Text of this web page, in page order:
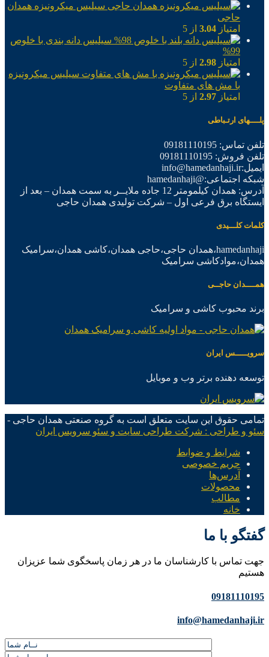
سیلیس میکرونیزه همدان
حاجی
امتیاز 3.04 از 5
سیلیس دانه بندی با خلوص
99%
امتیاز 2.98 از 5
سیلیس میکرونیزه
با مش های متفاوت
امتیاز 2.97 از 5
پلــــهای ارتـباطی
تلفن تماس: 09181110195
تلفن فروش: 09181110195
ایمیل:info@hamedanhaji.ir
شبکه اجتماعی:@hamedanhaji
آدرس: همدان کیلمومتر 12 جاده ملایــر به سمت همدان – بعد از
ایستگاه برق فرعی اول – شرکت تولیدی همدان حاجی
کلمات کلـــیدی
hamedanhaji،همدان حاجی،حاجی همدان،کاشی همدان،سرامیک
همدان،موادکاشی سرامیک
همــــدان حاجــی
برند محبوب کاشی و سرامیک
سرویـــــس ایران
توسعه دهنده برتر وب و موبایل
تمامی حقوق این سایت متعلق است به گروه صنعتی همدان حاجی -
سئو و طراحی : شرکت طراحی سایت و سئو سرویس ایران
شرایط و ضوابط
حریم خصوصی
آدرس‌ها
محصولات
مطالب
خانه
گفتگو با ما
جهت تماس با کارشناسان ما در هر زمان پاسخگوی شما عزیزان
هستیم
09181110195
info@hamedanhaji.ir